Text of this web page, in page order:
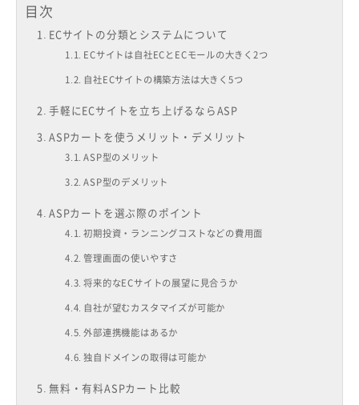
目次
ECサイトの分類とシステムについて
ECサイトは自社ECとECモールの大きく2つ
自社ECサイトの構築方法は大きく5つ
手軽にECサイトを立ち上げるならASP
ASPカートを使うメリット・デメリット
ASP型のメリット
ASP型のデメリット
ASPカートを選ぶ際のポイント
初期投資・ランニングコストなどの費用面
管理画面の使いやすさ
将来的なECサイトの展望に見合うか
自社が望むカスタマイズが可能か
外部連携機能はあるか
独自ドメインの取得は可能か
無料・有料ASPカート比較